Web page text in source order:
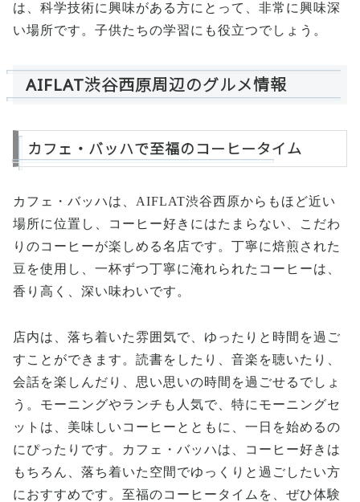
は、科学技術に興味がある方にとって、非常に興味深
い場所です。子供たちの学習にも役立つでしょう。
AIFLAT渋谷西原周辺のグルメ情報
カフェ・バッハで至福のコーヒータイム
カフェ・バッハは、AIFLAT渋谷西原からもほど近い
場所に位置し、コーヒー好きにはたまらない、こだわ
りのコーヒーが楽しめる名店です。丁寧に焙煎された
豆を使用し、一杯ずつ丁寧に淹れられたコーヒーは、
香り高く、深い味わいです。
店内は、落ち着いた雰囲気で、ゆったりと時間を過ご
すことができます。読書をしたり、音楽を聴いたり、
会話を楽しんだり、思い思いの時間を過ごせるでしょ
う。モーニングやランチも人気で、特にモーニングセ
ットは、美味しいコーヒーとともに、一日を始めるの
にぴったりです。カフェ・バッハは、コーヒー好きは
もちろん、落ち着いた空間でゆっくりと過ごしたい方
におすすめです。至福のコーヒータイムを、ぜひ体験